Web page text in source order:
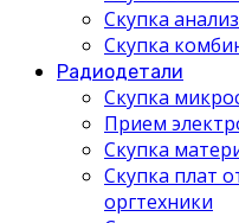
Скупка
Скупка
Радиодетали
Скупка
Прием
Скупка
Скупка плат
оргтехники